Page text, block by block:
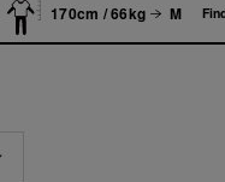
170cm / 66kg M